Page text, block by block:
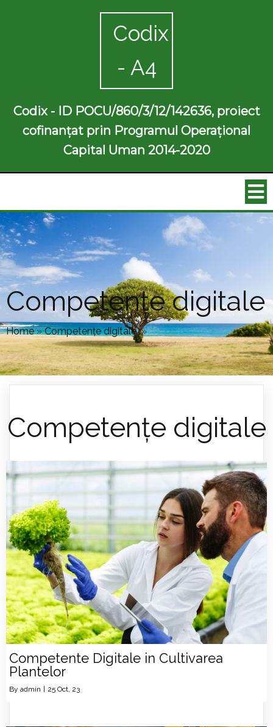
Codix
- A4
Codix - ID POCU/860/3/12/142636, proiect
cofinanțat prin Programul Operațional
Capital Uman 2014-2020
Competențe digitale
Home»Competențe digitale »
Competențe digitale
Competente Digitale in Cultivarea
Plantelor
By admin | 25 Oct, 23